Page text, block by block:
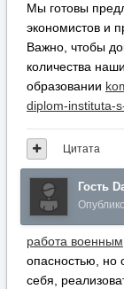
Мы готовы
экономистов и
Важно, чтобы
количества
образовании
diplom-instituta-
Цитата
Гость
работа военным
опасностью, но
себя,